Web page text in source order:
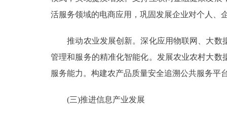
活服务领域的电商应用，巩固发展企业对个人、
推动农业发展创新。深化应用物联网、大数
管理和服务的精准化智能化。发展农业农村大
服务能力。构建农产品质量安全追溯公共服务平
(三)推进信息产业发展